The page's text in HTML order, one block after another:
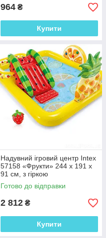
964 ₴
Купити
Надувний ігровий центр Intex
57158 «Фрукти» 244 x 191 x
91 см, з гіркою
Готово до відправки
2 812 ₴
Купити